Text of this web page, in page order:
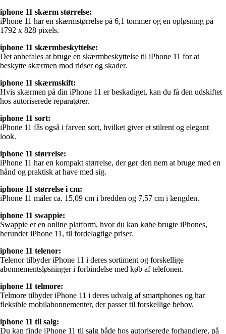
iphone 11 skærm størrelse:
iPhone 11 har en skærmstørrelse på 6,1 tommer og en opløsning på
1792 x 828 pixels.
iphone 11 skærmbeskyttelse:
Det anbefales at bruge en skærmbeskyttelse til iPhone 11 for at
beskytte skærmen mod ridser og skader.
iphone 11 skærmskift:
Hvis skærmen på din iPhone 11 er beskadiget, kan du få den udskiftet
hos autoriserede reparatører.
iphone 11 sort:
iPhone 11 fås også i farven sort, hvilket giver et stilrent og elegant
look.
iphone 11 størrelse:
iPhone 11 har en kompakt størrelse, der gør den nem at bruge med en
hånd og praktisk at have med sig.
iphone 11 størrelse i cm:
iPhone 11 måler ca. 15,09 cm i bredden og 7,57 cm i længden.
iphone 11 swappie:
Swappie er en online platform, hvor du kan købe brugte iPhones,
herunder iPhone 11, til fordelagtige priser.
iphone 11 telenor:
Telenor tilbyder iPhone 11 i deres sortiment og forskellige
abonnementsløsninger i forbindelse med køb af telefonen.
iphone 11 telmore:
Telmore tilbyder iPhone 11 i deres udvalg af smartphones og har
fleksible mobilabonnementer, der passer til forskellige behov.
iphone 11 til salg:
Du kan finde iPhone 11 til salg både hos autoriserede forhandlere, på